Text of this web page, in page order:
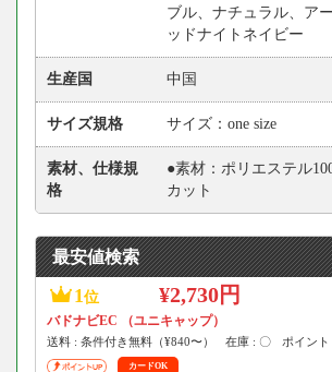
ブル、ナチュラル、ア
ッドナイトネイビー
生産国 中国
サイズ規格 サイズ：one size
素材、仕様規
格
●素材：ポリエステル
カット
最安値検索
1 位 ¥2,730円
バドナビEC （ユニキャップ）
送料 : 条件付き無料（¥840〜） 在庫 : 〇 ポイント
カードOK